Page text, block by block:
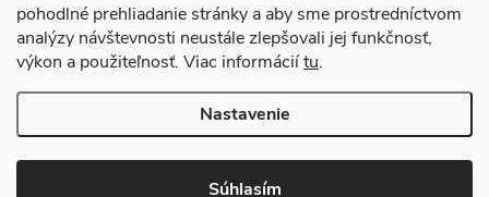
pohodlné prehliadanie stránky a aby sme prostredníctvom
analýzy návštevnosti neustále zlepšovali jej funkčnosť,
výkon a použiteľnosť. Viac informáciítu.
Nastavenie
Súhlasím
e
Prijímame online platby
Copyright 2026KitchenStyle. Všetky práva vyhradené.